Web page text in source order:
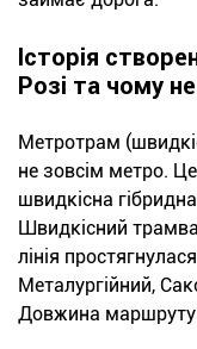
Історія
Розі та чому
Метротрам
не зовсім метро.
швидкісна
Швидкісний
лінія
Металургійний,
Довжина маршруту